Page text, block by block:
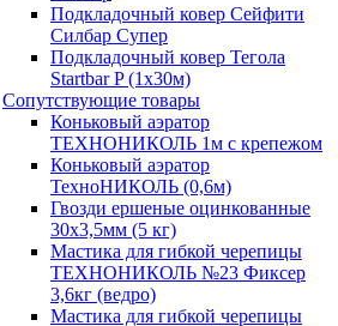
Подкладочный ковер Сейфити
Силбар Супер
Подкладочный ковер Тегола
Startbar P (1х30м)
Сопутствующие товары
Коньковый аэратор
ТЕХНОНИКОЛЬ 1м с крепежом
Коньковый аэратор
ТехноНИКОЛЬ (0,6м)
Гвозди ершеные оцинкованные
30х3,5мм (5 кг)
Мастика для гибкой черепицы
ТЕХНОНИКОЛЬ №23 Фиксер
3,6кг (ведро)
Мастика для гибкой черепицы